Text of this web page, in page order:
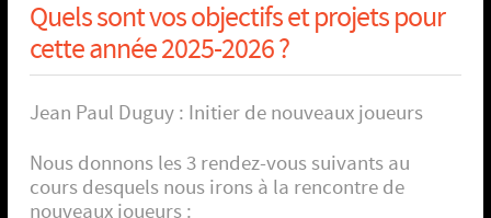
Quels sont vos objectifs et projets pour
cette année 2025-2026 ?
Jean Paul Duguy : Initier de nouveaux joueurs
Nous donnons les 3 rendez-vous suivants au
cours desquels nous irons à la rencontre de
nouveaux joueurs :